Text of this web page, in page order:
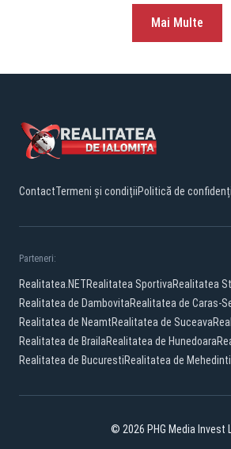
Mai Multe
ContactTermeni și condițiiPolitică de
Parteneri:
Realitatea.NETRealitatea SportivaRealitatea
Realitatea de DambovitaRealitatea de Caras-
Realitatea de NeamtRealitatea de Suceava
Realitatea de BrailaRealitatea de Hunedoara
Realitatea de BucurestiRealitatea de Mehedinti
© 2026 PHG Media Invest